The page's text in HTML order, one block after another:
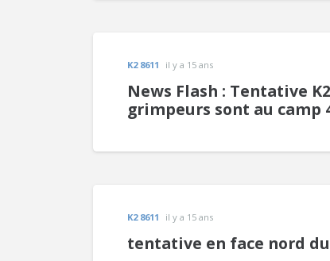
K2 8611 il y a 15 ans
News Flash : Tentative
grimpeurs sont au camp
K2 8611 il y a 15 ans
tentative en face nord